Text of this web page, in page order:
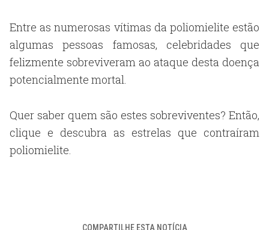
Entre as numerosas vítimas da poliomielite estão
algumas pessoas famosas, celebridades que
felizmente sobreviveram ao ataque desta doença
potencialmente mortal.
Quer saber quem são estes sobreviventes? Então,
clique e descubra as estrelas que contraíram
poliomielite.
COMPARTILHE ESTA NOTÍCIA